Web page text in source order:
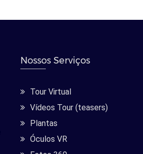
Nossos Serviços
Tour Virtual
Vídeos Tour (teasers)
Plantas
Óculos VR